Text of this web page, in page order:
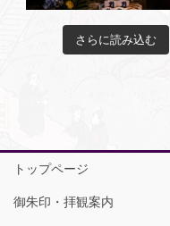
さらに読み込む
トップページ
御朱印・拝観案内